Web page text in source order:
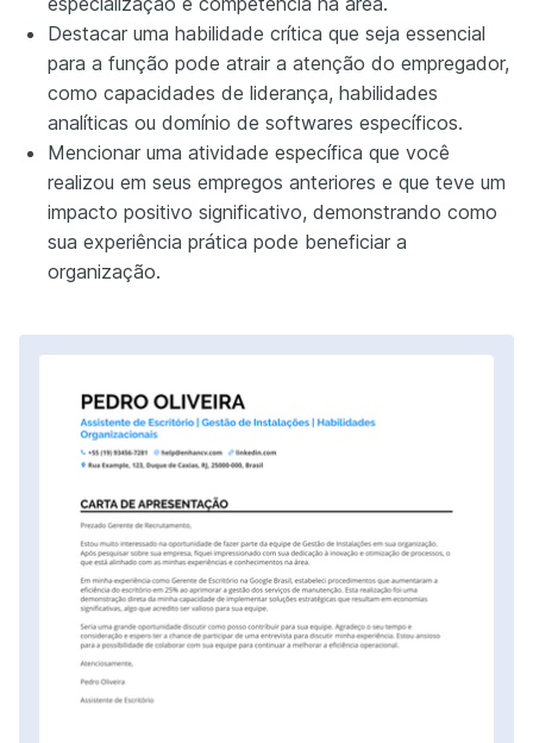
Destacar uma habilidade crítica que seja essencial
para a função pode atrair a atenção do empregador,
como capacidades de liderança, habilidades
analíticas ou domínio de softwares específicos.
Mencionar uma atividade específica que você
realizou em seus empregos anteriores e que teve um
impacto positivo significativo, demonstrando como
sua experiência prática pode beneficiar a
organização.